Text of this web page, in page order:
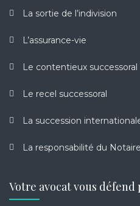
La sortie de l’indivision
L’assurance-vie
Le contentieux successoral
Le recel successoral
La succession
La responsabilité du Notaire
Votre avocat vous